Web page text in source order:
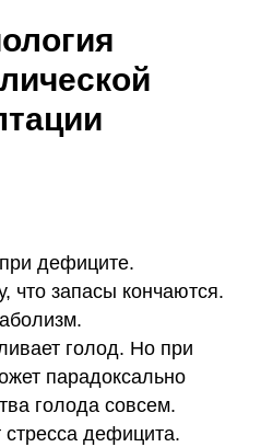
дефиците.
что запасы кончаются.
голод. Но при
парадоксально
голода совсем.
стресса дефицита.